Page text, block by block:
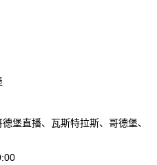
堡直播、瓦斯特拉斯、哥德堡、